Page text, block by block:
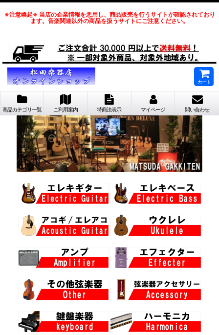
※注意喚起※ 当店の企業情報を悪用し、商品販売を行うサイトが確認されており
ます。音楽関連以外の商品を扱うサイトにご注意ください。
カート
商品カテゴリ一覧 ご利用案内 特商法表示 マイページ 問い合わせ